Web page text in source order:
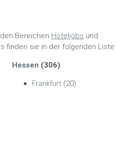
Bereichen Hoteljobs und
finden sie in der folgenden Liste:
Hessen (306)
Frankfurt(20)